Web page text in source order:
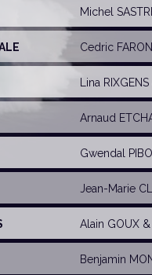
Michel
Cedric FARON
Lina RIXGENS
Arnaud
Gwendal
Jean-Marie
Alain GOUX&
Benjamin